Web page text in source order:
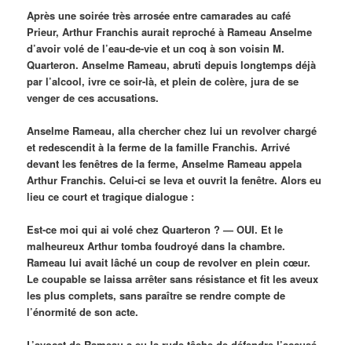
Après une soirée très arrosée entre camarades au café
Prieur, Arthur Franchis aurait reproché à Rameau Anselme
d’avoir volé de l’eau-de-vie et un coq à son voisin M.
Quarteron. Anselme Rameau, abruti depuis longtemps déjà
par l’alcool, ivre ce soir-là, et plein de colère, jura de se
venger de ces accusations.
Anselme Rameau, alla chercher chez lui un revolver chargé
et redescendit à la ferme de la famille Franchis. Arrivé
devant les fenêtres de la ferme, Anselme Rameau appela
Arthur Franchis. Celui-ci se leva et ouvrit la fenêtre. Alors eu
lieu ce court et tragique dialogue :
Est-ce moi qui ai volé chez Quarteron ? — OUI. Et le
malheureux Arthur tomba foudroyé dans la chambre.
Rameau lui avait lâché un coup de revolver en plein cœur.
Le coupable se laissa arrêter sans résistance et fit les aveux
les plus complets, sans paraître se rendre compte de
l’énormité de son acte.